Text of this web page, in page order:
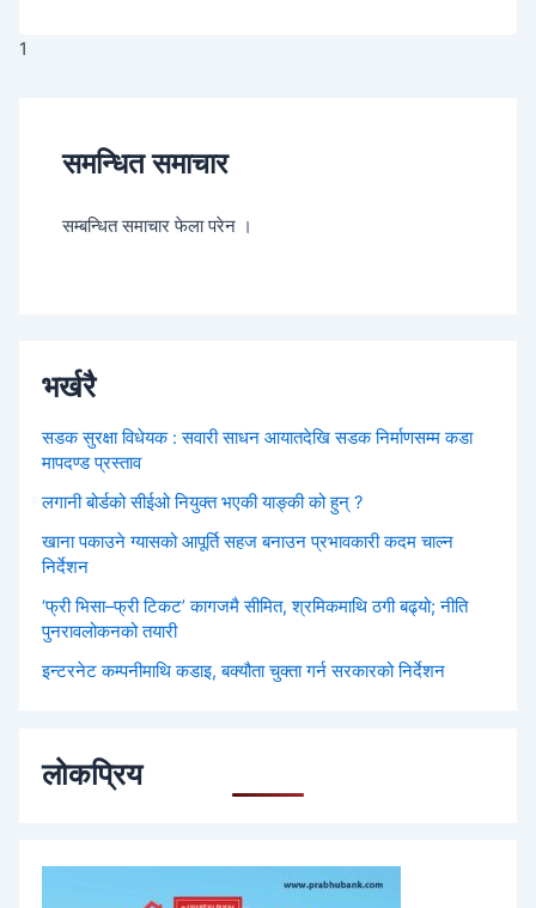
1
समन्धित समाचार
सम्बन्धित समाचार फेला परेन ।
भर्खरै
सडक सुरक्षा विधेयक : सवारी साधन आयातदेखि सडक निर्माणसम्म कडा
मापदण्ड प्रस्ताव
लगानी बोर्डको सीईओ नियुक्त भएकी याङ्की को हुन् ?
खाना पकाउने ग्यासको आपूर्ति सहज बनाउन प्रभावकारी कदम चाल्न
निर्देशन
‘फ्री भिसा–फ्री टिकट’ कागजमै सीमित, श्रमिकमाथि ठगी बढ्यो; नीति
पुनरावलोकनको तयारी
इन्टरनेट कम्पनीमाथि कडाइ, बक्यौता चुक्ता गर्न सरकारको निर्देशन
लोकप्रिय